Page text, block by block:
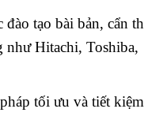
tạo bài bản, cẩn
như Hitachi, Toshiba,
tối ưu và tiết